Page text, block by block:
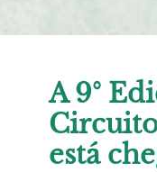
A 9°
está